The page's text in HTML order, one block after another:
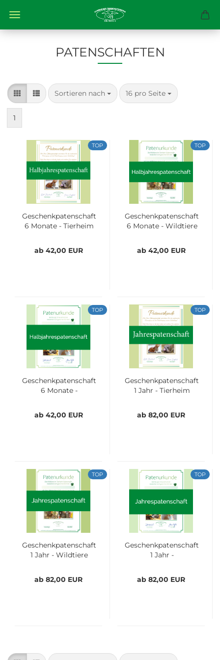
PATENSCHAFTEN
Sortieren nach
Sortieren nach 16 pro Seite
pro Seite
1
TOP
Geschenkpatenschaft
6 Monate - Tierheim
ab 42,00 EUR
TOP
Geschenkpatenschaft
6 Monate - Wildtiere
ab 42,00 EUR
TOP
Geschenkpatenschaft
6 Monate -
ab 42,00 EUR
TOP
Geschenkpatenschaft
1 Jahr - Tierheim
ab 82,00 EUR
TOP
Geschenkpatenschaft
1 Jahr - Wildtiere
ab 82,00 EUR
TOP
Geschenkpatenschaft
1 Jahr -
ab 82,00 EUR